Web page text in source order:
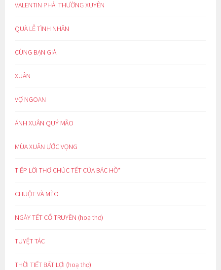
VALENTIN PHẢI THƯỜNG XUYÊN
QUÀ LỄ TÌNH NHÂN
CÙNG BẠN GIÀ
XUÂN
VỢ NGOAN
ÁNH XUÂN QUÝ MÃO
MÙA XUÂN ƯỚC VỌNG
TIẾP LỜI THƠ CHÚC TẾT CỦA BÁC HỒ*
CHUỘT VÀ MÈO
NGÀY TẾT CỔ TRUYỀN (hoạ thơ)
TUYỆT TÁC
THỜI TIẾT BẤT LỢI (hoạ thơ)